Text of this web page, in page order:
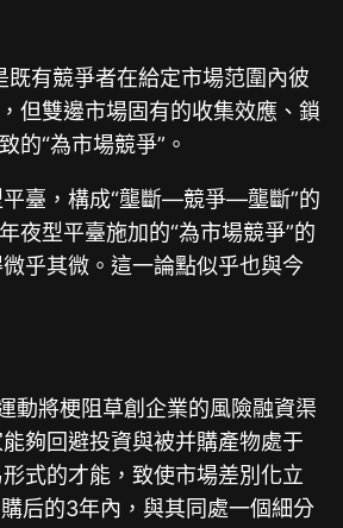
有競爭者在給定市場范圍內彼
但雙邊市場固有的收集效應、鎖
的“為市場競爭”。
平臺，構成“壟斷—競爭—壟斷”的
夜型平臺施加的“為市場競爭”的
乎其微。這一論點似乎也與今
動將梗阻草創企業的風險融資渠
夠回避投資與被并購產物處于
式的才能，致使市場差別化立
后的3年內，與其同處一個細分